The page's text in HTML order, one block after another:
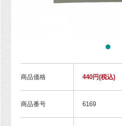
商品価格 440円(税込)
商品番号 6169